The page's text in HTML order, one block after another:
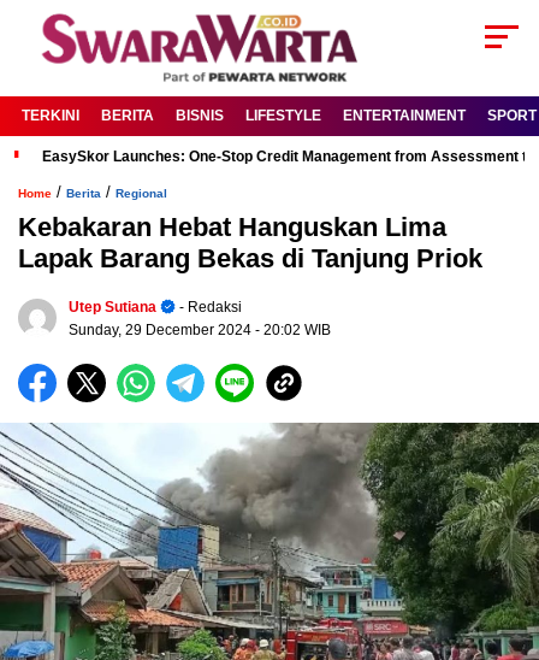
TERKINI BERITA BISNIS LIFESTYLE ENTERTAINMENT SPORT
EasySkor Launches: One-Stop Credit Management from Assessment
Home / Berita / Regional
Kebakaran Hebat Hanguskan Lima
Lapak Barang Bekas di Tanjung Priok
Utep Sutiana
- Redaksi
Sunday, 29 December 2024 - 20:02 WIB